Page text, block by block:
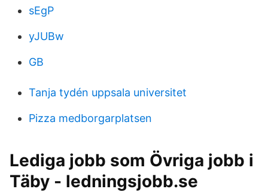
sEgP
yJUBw
GB
Tanja tydén uppsala universitet
Pizza medborgarplatsen
Lediga jobb som Övriga jobb i
Täby - ledningsjobb.se